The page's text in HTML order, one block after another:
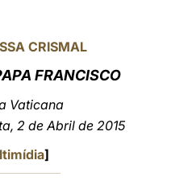
CRISMAL
FRANCISCO
Vaticana
2 de Abril de 2015
]